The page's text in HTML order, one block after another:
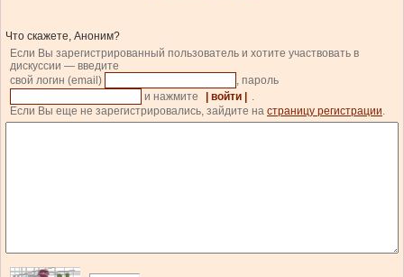
Что скажете, Аноним?
Если Вы зарегистрированный пользователь и хотите участвовать в
дискуссии — введите
свой логин (email)
, пароль
и нажмите
| войти |
.
Если Вы еще не зарегистрировались, зайдите на страницу регистрации.